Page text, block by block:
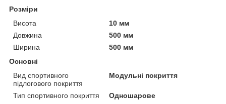
Розміри
Висота
10 мм
Довжина
500 мм
Ширина
500 мм
Основні
Вид спортивного
підлогового покриття
Модульні покриття
Тип спортивного покриття
Одношарове